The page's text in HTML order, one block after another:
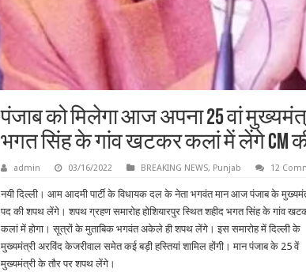
पंजाब को मिलेगा आज अपना 25 वां
भगत सिंह के गांव खटकर कलां में लेंगे CM
admin 03/16/2022 BREAKING NEWS, Punjab 12
नयी दिल्ली। आम आदमी पार्टी के विधायक दल के नेता भगवंत मान आज पंजाब के
पद की शपथ लेंगे। शपथ ग्रहण समारोह होशियारपुर स्थित शहीद भगत सिंह के गांव
कलां में होगा। सूत्रों के मुताबिक भगवंत अकेले ही शपथ लेंगे। इस समारोह में दिल्ली के
मुख्यमंत्री अरविंद केजरीवाल समेत कई बड़ी हस्तियां शामिल होंगी। मान पंजाब के 25 वें
मुख्यमंत्री के तौर पर शपथ लेंगे।